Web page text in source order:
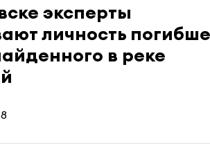
эксперты
личность
в реке